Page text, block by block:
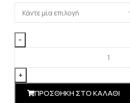
ΠΡΟΣΘΗΚΗ ΣΤΟ ΚΑΛΑΘΙ